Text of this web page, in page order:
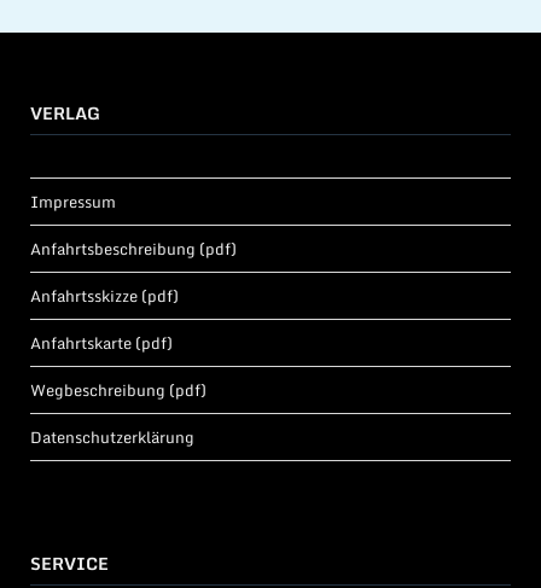
VERLAG
Impressum
Anfahrtsbeschreibung (pdf)
Anfahrtsskizze (pdf)
Anfahrtskarte (pdf)
Wegbeschreibung (pdf)
Datenschutzerklärung
SERVICE